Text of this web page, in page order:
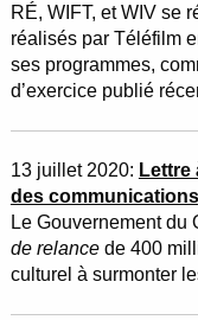
RÉ, WIFT, et WIV se
réalisés par Téléfilm
ses programmes,
d’exercice publié
13 juillet 2020: Lettre
des
Le Gouvernement du
de relancede 400
culturel à surmonter